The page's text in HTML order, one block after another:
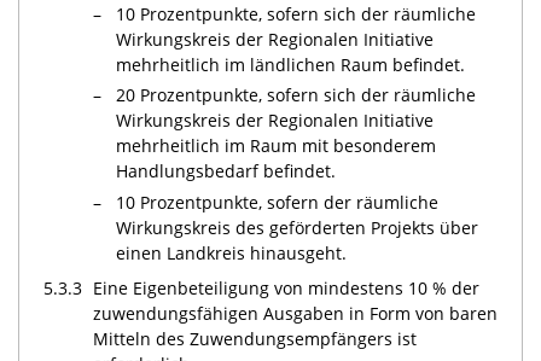
–
10 Prozentpunkte, sofern sich der räumliche
Wirkungskreis der Regionalen Initiative
mehrheitlich im ländlichen Raum befindet.
–
20 Prozentpunkte, sofern sich der räumliche
Wirkungskreis der Regionalen Initiative
mehrheitlich im Raum mit besonderem
Handlungsbedarf befindet.
–
10 Prozentpunkte, sofern der räumliche
Wirkungskreis des geförderten Projekts über
einen Landkreis hinausgeht.
5.3.3 Eine Eigenbeteiligung von mindestens 10 % der
zuwendungsfähigen Ausgaben in Form von baren
Mitteln des Zuwendungsempfängers ist